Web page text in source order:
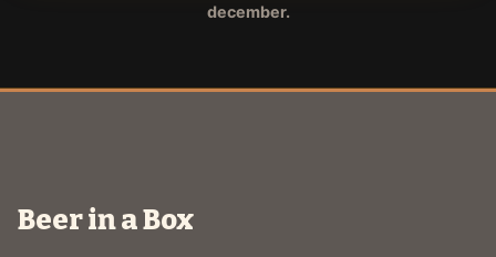
december.
Beer in a Box